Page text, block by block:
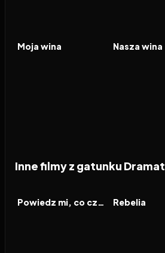
FILM
Moja wina FILM
Nasza wina
Inne filmy z gatunku Dramat
FILM Powiedz mi, co czujesz FILM
Rebelia